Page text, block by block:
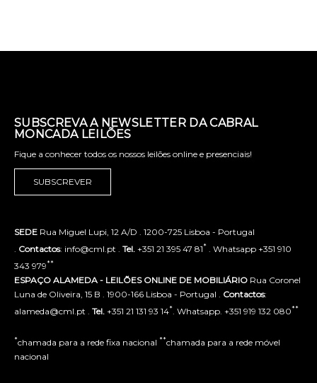
SUBSCREVA A NEWSLETTER DA CABRAL
MONCADA LEILÕES
Fique a conhecer todos os nossos leilões online e presenciais!
SUBSCREVER
SEDE Rua Miguel Lupi, 12 A/D . 1200-725 Lisboa - Portugal
Contactos: info@cml.pt . Tel. +351 21 395 47 81* . Whatsapp +351 910
343 979**
ESPAÇO ALAMEDA - LEILÕES ONLINE DE MOBILIÁRIO Rua Coronel
Luna de Oliveira, 15 B . 1900-166 Lisboa - Portugal . Contactos:
alameda@cml.pt . Tel. +351 21 131 93 14* . Whatsapp. +351 919 132 080**
*chamada para a rede fixa nacional **chamada para a rede móvel
nacional